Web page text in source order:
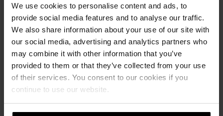
We use cookies to personalise content and ads, to
provide social media features and to analyse our traffic.
We also share information about your use of our site with
our social media, advertising and analytics partners who
may combine it with other information that you’ve
provided to them or that they’ve collected from your use
of their services. You consent to our cookies if you
continue to use our website.
Austrocknen und zur Förderung des
Abbindevorganges mehrfach zu
besprühen. Fugarbeiten werden zweckmäßig
an Tagen mit hoher Luftfeuchtigkeit und
geringer Luftbewegung ausgeführt. Auch zu
starke Sonnenbestrahlung ist zu vermeiden.
Ungünstige Witterungsbedingungen
erfordern zusätzliche Schutzvorkehrungen,
Planen.